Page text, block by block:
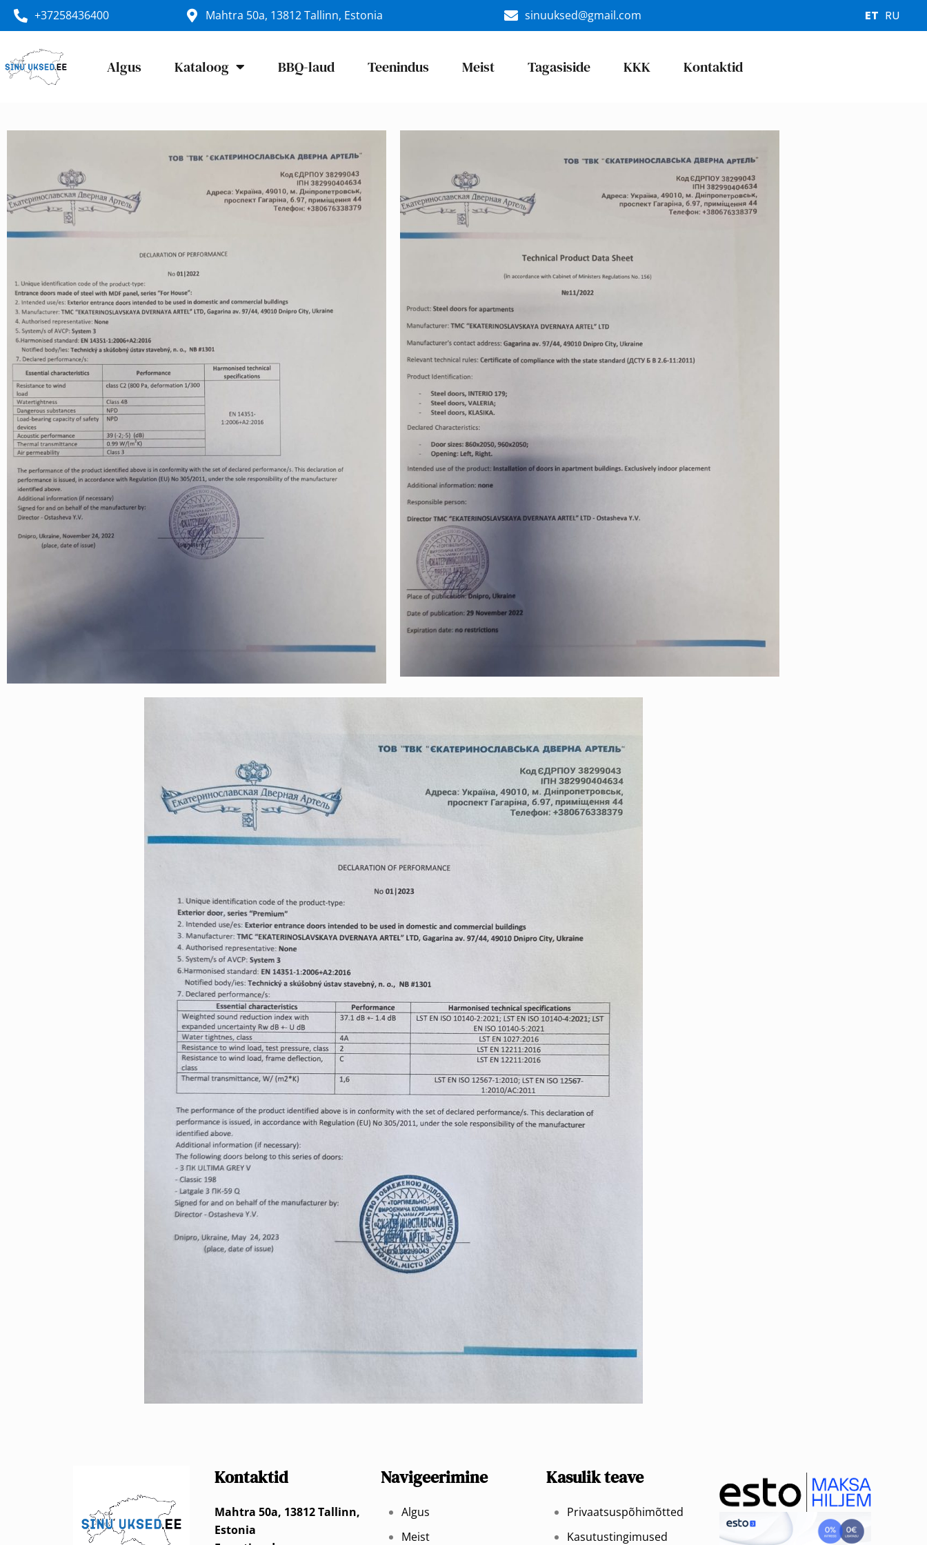
+37258436400 Mahtra 50a, 13812 Tallinn, Estonia sinuuksed@gmail.com ET RU
Algus Kataloog BBQ-laud Teenindus Meist Tagasiside KKK Kontaktid
Kontaktid
Mahtra 50a, 13812 Tallinn,
Estonia
Navigeerimine
Algus
Meist
Kasulik teave
Privaatsuspõhimõtted
Kasutustingimused